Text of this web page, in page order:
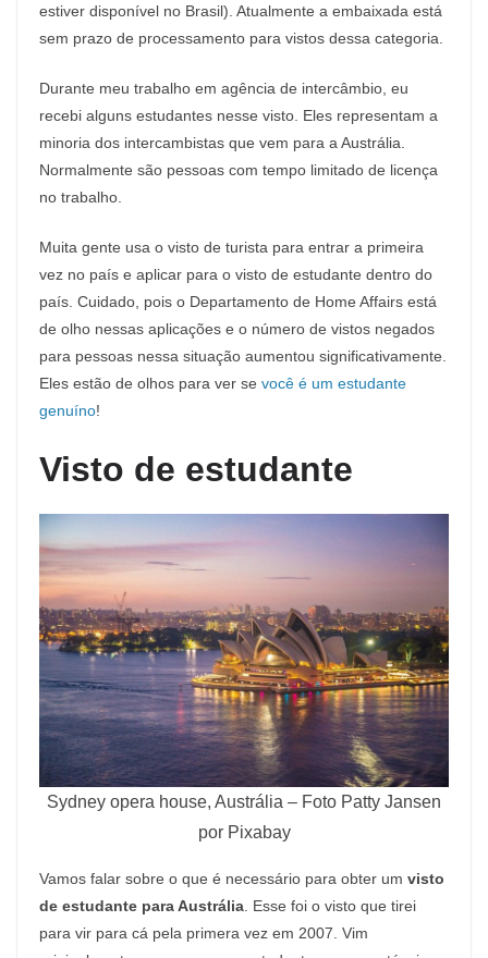
estiver disponível no Brasil). Atualmente a embaixada está
sem prazo de processamento para vistos dessa categoria.
Durante meu trabalho em agência de intercâmbio, eu
recebi alguns estudantes nesse visto. Eles representam a
minoria dos intercambistas que vem para a Austrália.
Normalmente são pessoas com tempo limitado de licença
no trabalho.
Muita gente usa o visto de turista para entrar a primeira
vez no país e aplicar para o visto de estudante dentro do
país. Cuidado, pois o Departamento de Home Affairs está
de olho nessas aplicações e o número de vistos negados
para pessoas nessa situação aumentou significativamente.
Eles estão de olhos para ver se você é um estudante
genuíno!
Visto de estudante
Sydney opera house, Austrália – Foto Patty Jansen
por Pixabay
Vamos falar sobre o que é necessário para obter um visto
de estudante para Austrália . Esse foi o visto que tirei
para vir para cá pela primera vez em 2007. Vim